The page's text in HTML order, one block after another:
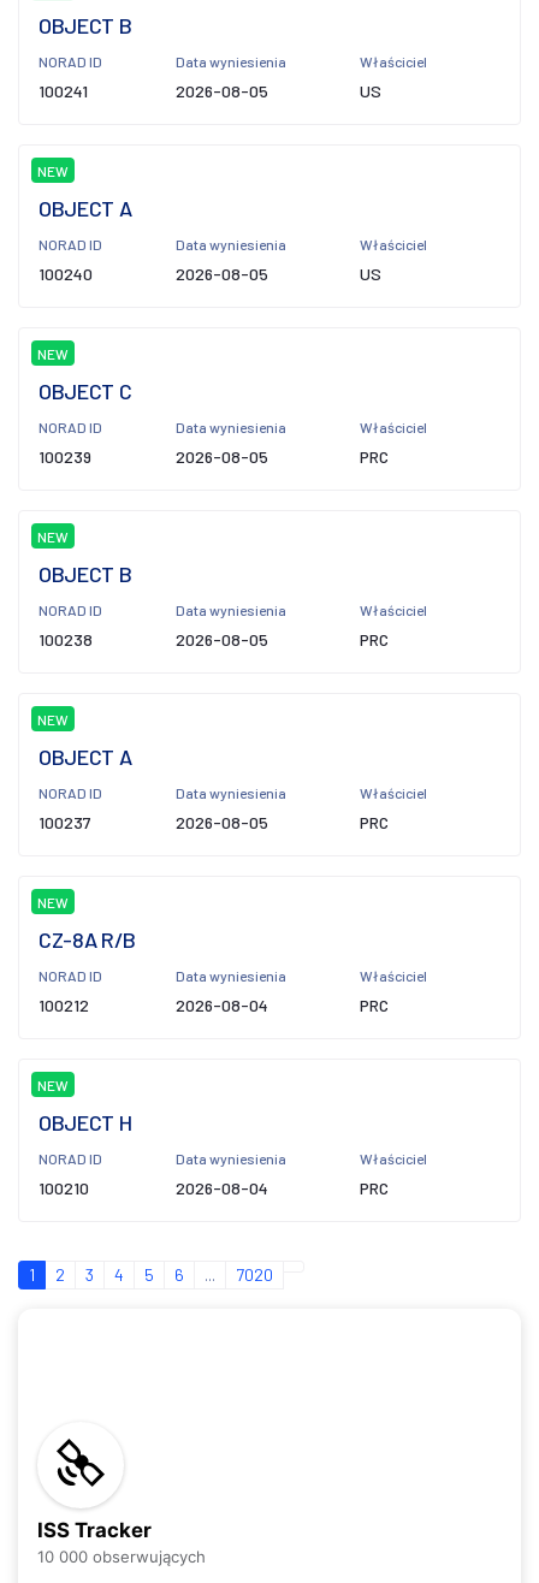
OBJECT B
NORAD ID
100241
Data wyniesienia
2026-08-05
Właściciel
US
NEW
OBJECT A
NORAD ID
100240
Data wyniesienia
2026-08-05
Właściciel
US
NEW
OBJECT C
NORAD ID
100239
Data wyniesienia
2026-08-05
Właściciel
PRC
NEW
OBJECT B
NORAD ID
100238
Data wyniesienia
2026-08-05
Właściciel
PRC
NEW
OBJECT A
NORAD ID
100237
Data wyniesienia
2026-08-05
Właściciel
PRC
NEW
CZ-8A R/B
NORAD ID
100212
Data wyniesienia
2026-08-04
Właściciel
PRC
NEW
OBJECT H
NORAD ID
100210
Data wyniesienia
2026-08-04
Właściciel
PRC
1 2 3 4 5 6 ... 7020
ISS Tracker
10 000 obserwujących